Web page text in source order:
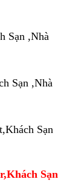
Sạn ,Nhà
Sạn ,Nhà
Sạn
Sạn